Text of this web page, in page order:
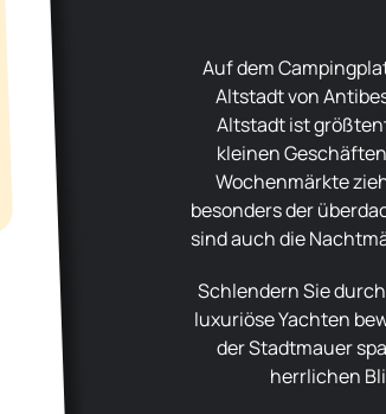
Auf dem Campingplatz Les Pinèdes lieben wir vor allem die
Altstadt von
Altstadt ist
kleinen
Wochenmärkte
besonders der
sind auch die
Schlendern Sie durch den Hafen, wo Sie am „Milliardärskai“
luxuriöse Yachten
der Stadtmauer
herrlichen